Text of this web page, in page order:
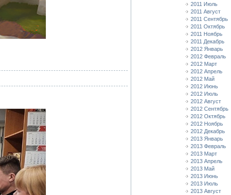
2011 Июль
2011 Август
2011 Сентябрь
2011 Октябрь
2011 Ноябрь
2011 Декабрь
2012 Январь
2012 Февраль
2012 Март
2012 Апрель
2012 Май
2012 Июнь
2012 Июль
2012 Август
2012 Сентябрь
2012 Октябрь
2012 Ноябрь
2012 Декабрь
2013 Январь
2013 Февраль
2013 Март
2013 Апрель
2013 Май
2013 Июнь
2013 Июль
2013 Август